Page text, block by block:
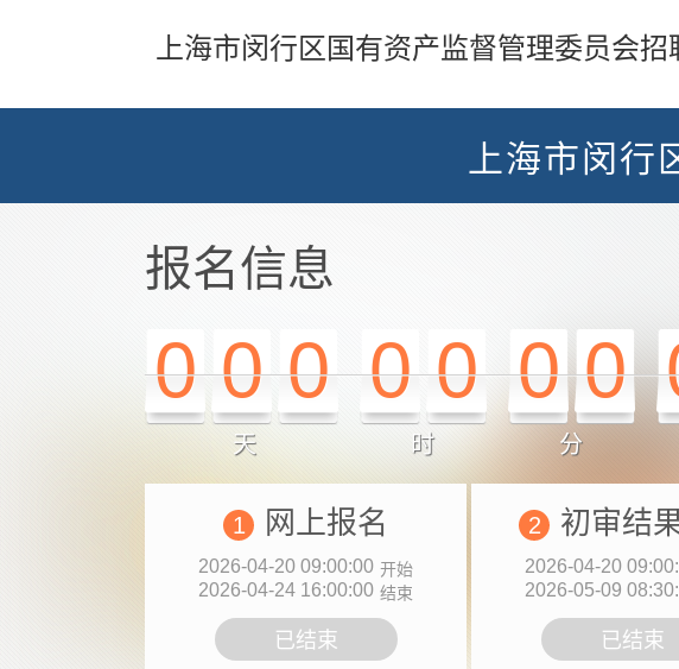
上海市闵行区国有资产监督管理委员会招
上海市闵
报名信息
0 0 0 0 0 0 0
天 时 分
1 网上报名
2026-04-20 09:00:00 开始
2026-04-24 16:00:00 结束
已结束
2 初审结
2026-04-20
2026-05-09
已结束